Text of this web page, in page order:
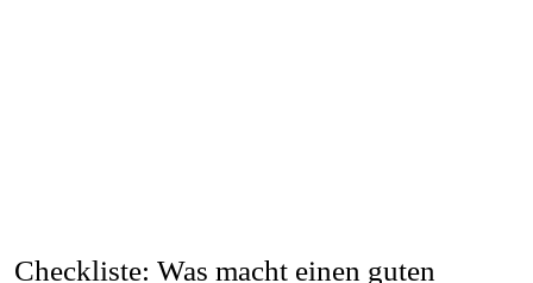
Checkliste: Was macht einen guten